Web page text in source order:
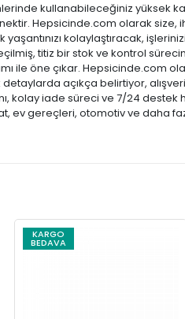
kullanabileceğiniz yüksek
Hepsicinde.com olarak size,
kolaylaştıracak,
titiz bir stok ve kontrol
ile öne çıkar.
açıkça belirtiyor,
iade süreci ve 7/24 destek
ev gereçleri, otomotiv ve daha
KARGO
BEDAVA